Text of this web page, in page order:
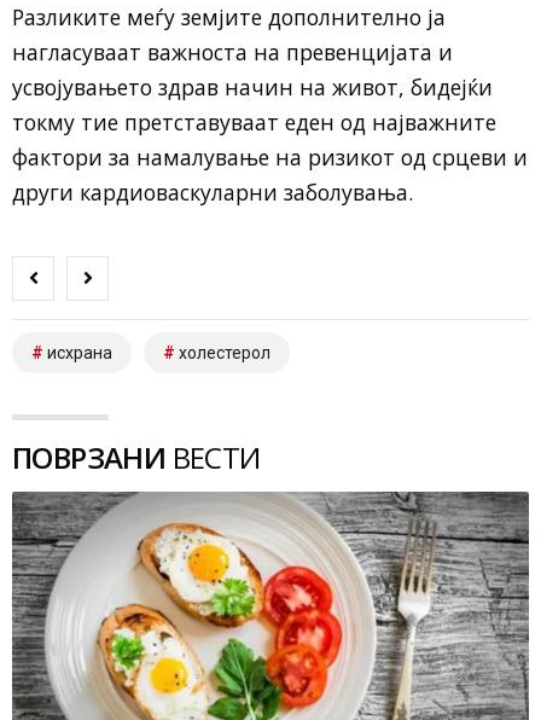
Разликите меѓу земјите дополнително ја
нагласуваат важноста на превенцијата и
усвојувањето здрав начин на живот, бидејќи
токму тие претставуваат еден од најважните
фактори за намалување на ризикот од срцеви и
други кардиоваскуларни заболувања.
исхрана холестерол
ПОВРЗАНИ ВЕСТИ